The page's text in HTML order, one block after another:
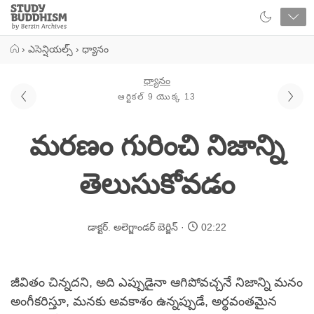
Close
Study
Buddhism
› ఎసెన్షియల్స్ › ధ్యానం
ధ్యానం
ఆర్టికల్ 9 యొక్క 13
మరణం గురించి నిజాన్ని
తెలుసుకోవడం
డాక్టర్. అలెగ్జాండర్ బెర్జిన్ 02:22
జీవితం చిన్నదని, అది ఎప్పుడైనా ఆగిపోవచ్చనే నిజాన్ని మనం
అంగీకరిస్తూ, మనకు అవకాశం ఉన్నప్పుడే, అర్థవంతమైన